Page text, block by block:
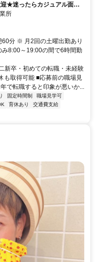
迎★迷ったらカジュアル面談
所
分 ※ 月2回の土曜出勤あり
み8:00～19:00の間で6時間勤
新卒・初めての転職・未経験
も取得可能 ■応募前の職場見
で転職すると印象が悪いか...
固定時間制
職場見学可
育休あり
交通費支給